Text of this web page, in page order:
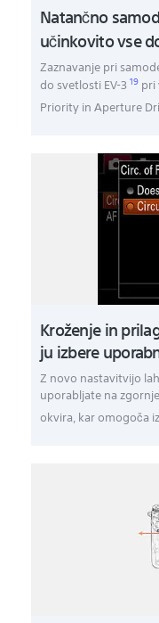
Natančno
učinkovito vse
Zaznavanje pri
do svetlosti EV-319
Priority in Aperture
Kroženje in
ju izbere
Z novo nastavitvijo
uporabljate na
okvira, kar omogoča